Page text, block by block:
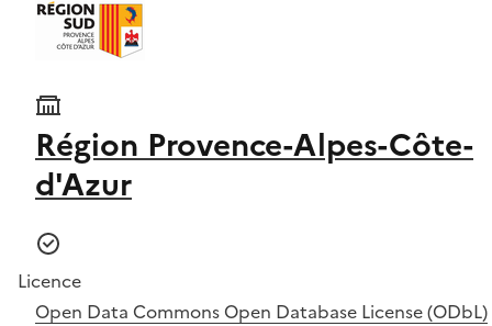
Région Provence-Alpes-Côte-
d'Azur
Licence
Open Data Commons Open Database License (ODbL)